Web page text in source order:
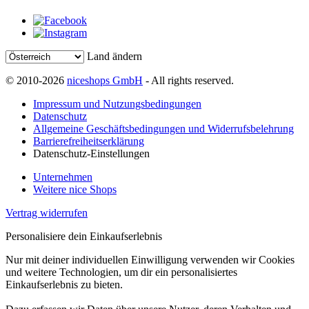
Land ändern
© 2010-2026 niceshops GmbH - All rights reserved.
Impressum und Nutzungsbedingungen
Datenschutz
Allgemeine Geschäftsbedingungen und Widerrufsbelehrung
Barrierefreiheitserklärung
Datenschutz-Einstellungen
Unternehmen
Weitere nice Shops
Vertrag widerrufen
Personalisiere dein Einkaufserlebnis
Nur mit deiner individuellen Einwilligung verwenden wir Cookies
und weitere Technologien, um dir ein personalisiertes
Einkaufserlebnis zu bieten.